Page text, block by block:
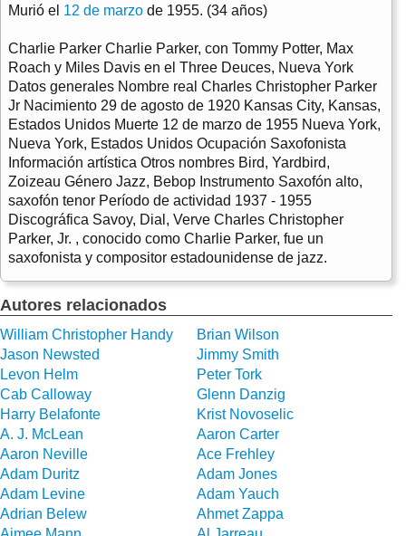
Murió el 12 de marzo de 1955. (34 años)
Charlie Parker Charlie Parker, con Tommy Potter, Max
Roach y Miles Davis en el Three Deuces, Nueva York
Datos generales Nombre real Charles Christopher Parker
Jr Nacimiento 29 de agosto de 1920 Kansas City, Kansas,
Estados Unidos Muerte 12 de marzo de 1955 Nueva York,
Nueva York, Estados Unidos Ocupación Saxofonista
Información artística Otros nombres Bird, Yardbird,
Zoizeau Género Jazz, Bebop Instrumento Saxofón alto,
saxofón tenor Período de actividad 1937 - 1955
Discográfica Savoy, Dial, Verve Charles Christopher
Parker, Jr. , conocido como Charlie Parker, fue un
saxofonista y compositor estadounidense de jazz.
Autores relacionados
William Christopher Handy
Brian Wilson
Jason Newsted
Jimmy Smith
Levon Helm
Peter Tork
Cab Calloway
Glenn Danzig
Harry Belafonte
Krist Novoselic
A. J. McLean
Aaron Carter
Aaron Neville
Ace Frehley
Adam Duritz
Adam Jones
Adam Levine
Adam Yauch
Adrian Belew
Ahmet Zappa